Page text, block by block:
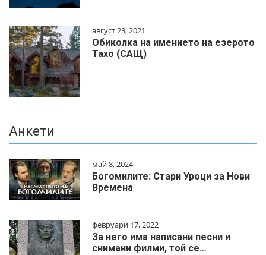
август 23, 2021
Обиколка на имението на езерото
Тахо (САЩ)
Анкети
май 8, 2024
Богомилите: Стари Уроци за Нови
Времена
февруари 17, 2022
За него има написани песни и
снимани филми, той се…